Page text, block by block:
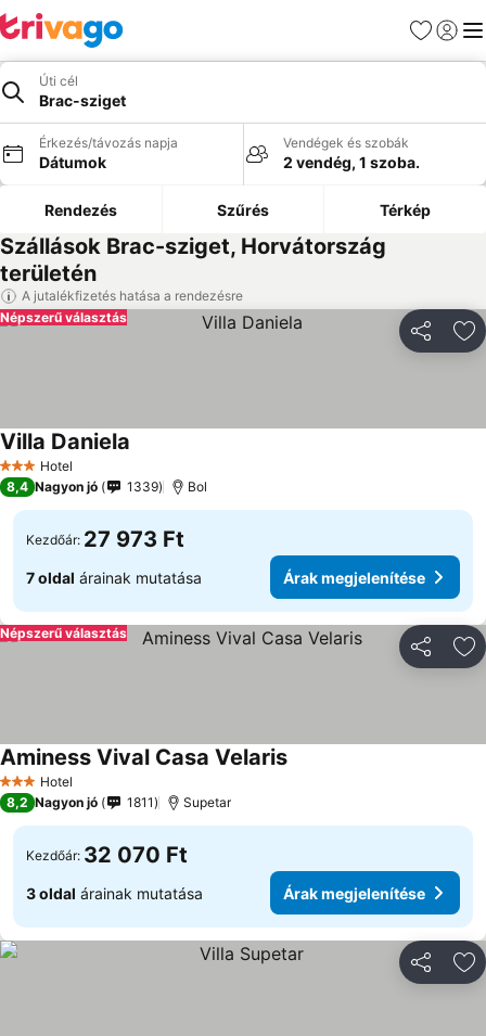
Kedvencek
Úti cél
Brac-sziget
Érkezés/távozás napja
Dátumok
Vendégek és szobák
2 vendég, 1 szoba.
Rendezés Szűrés Térkép
Szállások Brac-sziget, Horvátország
területén
A jutalékfizetés hatása a rendezésre
Népszerű választás
3 Kategória
Hotel
Villa Daniela
8,4 Nagyon jó 1339 Bol
Kezdőár: 27 973 Ft
7 oldal árainak mutatása Árak megjelenítése
Népszerű választás
3 Kategória
Hotel
Aminess Vival Casa Velaris
8,2 Nagyon jó 1811 Supetar
Kezdőár: 32 070 Ft
3 oldal árainak mutatása Árak megjelenítése